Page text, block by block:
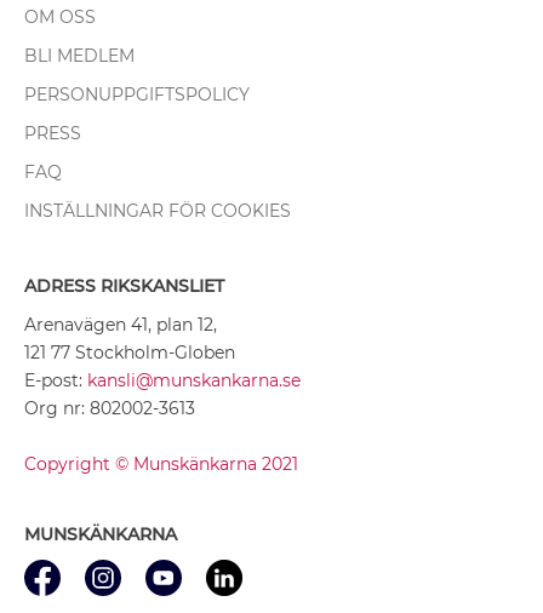
OM OSS
BLI MEDLEM
PERSONUPPGIFTSPOLICY
PRESS
FAQ
INSTÄLLNINGAR FÖR COOKIES
ADRESS RIKSKANSLIET
Arenavägen 41, plan 12,
121 77 Stockholm-Globen
E-post: kansli@munskankarna.se
Org nr: 802002-3613
Copyright © Munskänkarna 2021
MUNSKÄNKARNA